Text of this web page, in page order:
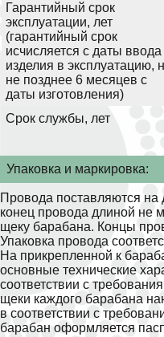
Гарантийный срок
эксплуатации, лет
(гарантийный срок
исчисляется с даты ввода
изделия в эксплуатацию,
не позднее 6 месяцев с
даты изготовления)
Срок службы, лет
Упаковка и маркировка:
Провода поставляются
конец провода длиной не
щеку барабана. Концы
Упаковка провода
На прикрепленной к
основные технические
соответствии с
щеки каждого барабана
в соответствии с
барабан оформляется